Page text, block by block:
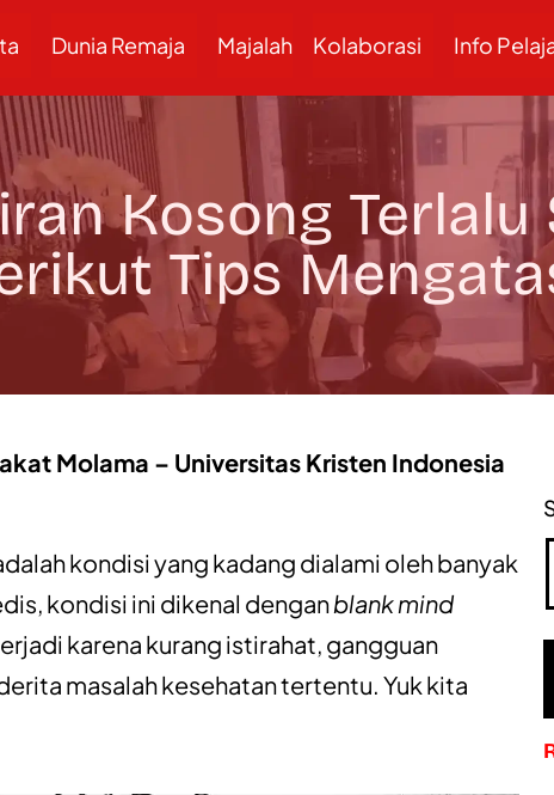
Dunia Remaja Majalah Kolaborasi Info
Kosong Terlalu
Tips
Molama – Universitas Kristen Indonesia
kondisi yang kadang dialami oleh banyak
kondisi ini dikenal denganblank mind
karena kurang istirahat, gangguan
masalah kesehatan tertentu. Yuk kita